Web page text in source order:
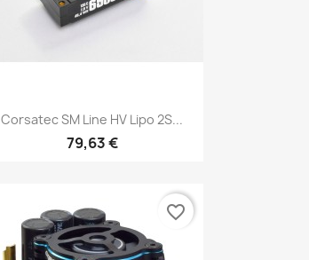
Aperçu rapide
Corsatec SM Line HV Lipo 2S...
79,63 €
favorite_border